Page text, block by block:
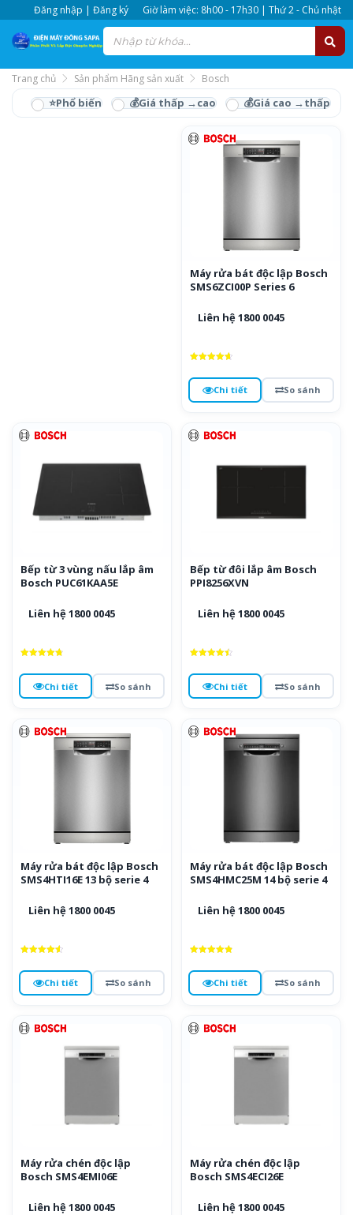
Đăng nhập | Đăng ký Giờ làm việc: 8h00 - 17h30 | Thứ 2 - Chủ nhật
Trang chủ Sản phẩm Hãng sản xuất Bosch
Bosch
Máy rửa bát độc lập Bosch
SMS6ZCI00P Series 6
Liên hệ 1800 0045
5 saoChi tiết So sánh
Bếp từ 3 vùng nấu lắp âm
Bosch PUC61KAA5E
Liên hệ 1800 0045
hạng
5 saoChi tiết So sánh
Bếp từ đôi lắp âm Bosch
PPI8256XVN
Liên hệ 1800 0045
hạng
5 saoChi tiết So sánh
Máy rửa bát độc lập Bosch
SMS4HTI16E 13 bộ serie 4
Liên hệ 1800 0045
5 saoChi tiết So sánh
Máy rửa bát độc lập Bosch
SMS4HMC25M 14 bộ serie 4
Liên hệ 1800 0045
5 saoChi tiết So sánh
Máy rửa chén độc lập
Bosch SMS4EMI06E
Liên hệ 1800 0045
Máy rửa chén độc lập
Bosch SMS4ECI26E
Liên hệ 1800 0045